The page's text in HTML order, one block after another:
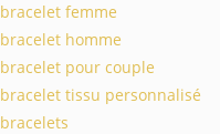
bracelet femme
bracelet homme
bracelet pour couple
bracelet tissu personnalisé
bracelets